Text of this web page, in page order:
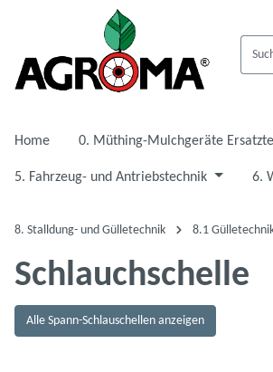
Hauptinhalt springen
Zur Hauptnavigation springen
Home 0. Müthing-Mulchgeräte
5. Fahrzeug- und Antriebstechnik 6.
8. Stalldung- und Gülletechnik 8.1
Schlauchschelle
Alle Spann-Schlauschellen anzeigen